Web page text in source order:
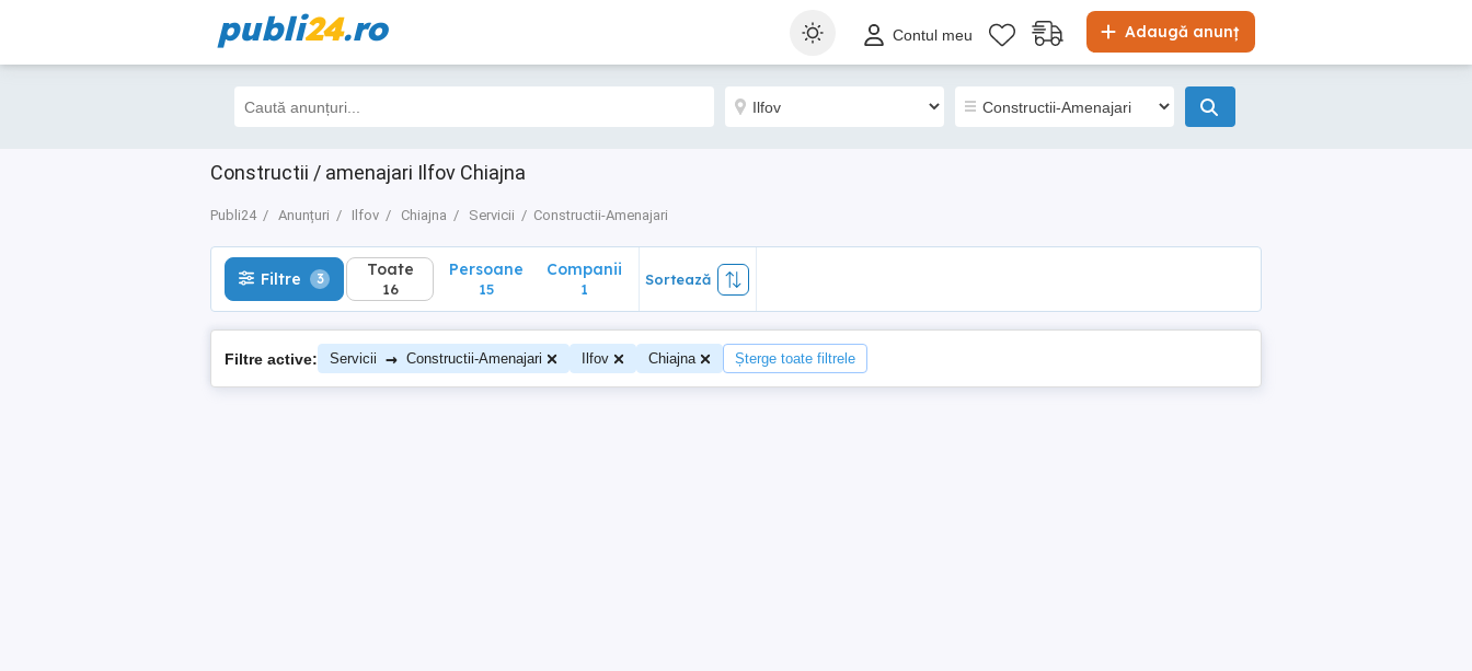
publi24.ro Adaugă anunț
Contul meu
Constructii / amenajari Ilfov Chiajna
Publi24 Anunțuri Ilfov Chiajna Servicii Constructii-Amenajari
Filtre 3 Toate
16
Filtre 3 Toate
16
Persoane
15
Companii
1
Sortează
Filtre active: Servicii → Constructii-Amenajari Ilfov Chiajna Șterge toate filtrele